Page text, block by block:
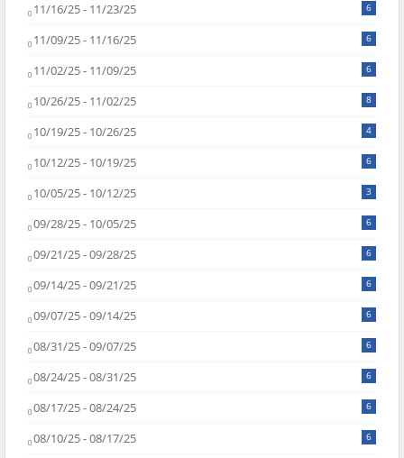
11/16/25 - 11/23/25 6
11/09/25 - 11/16/25 6
11/02/25 - 11/09/25 6
10/26/25 - 11/02/25 8
10/19/25 - 10/26/25 4
10/12/25 - 10/19/25 6
10/05/25 - 10/12/25 3
09/28/25 - 10/05/25 6
09/21/25 - 09/28/25 6
09/14/25 - 09/21/25 6
09/07/25 - 09/14/25 6
08/31/25 - 09/07/25 6
08/24/25 - 08/31/25 6
08/17/25 - 08/24/25 6
08/10/25 - 08/17/25 6